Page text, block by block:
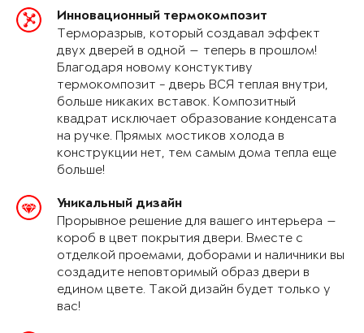
Инновационный термокомпозит
Терморазрыв, который создавал эффект
двух дверей в одной — теперь в прошлом!
Благодаря новому констуктиву
термокомпозит - дверь ВСЯ теплая внутри,
больше никаких вставок. Композитный
квадрат исключает образование конденсата
на ручке. Прямых мостиков холода в
конструкции нет, тем самым дома тепла еще
больше!
Уникальный дизайн
Прорывное решение для вашего интерьера —
короб в цвет покрытия двери. Вместе с
отделкой проемами, доборами и наличники вы
создадите неповторимый образ двери в
едином цвете. Такой дизайн будет только у
вас!